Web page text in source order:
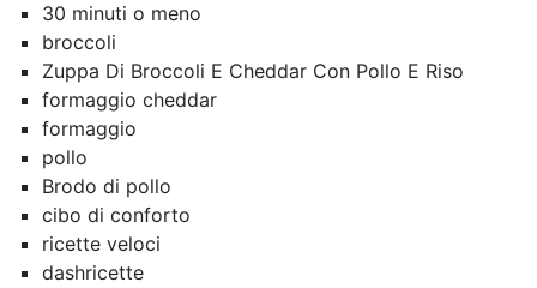
30 minuti o meno
broccoli
Zuppa Di Broccoli E Cheddar Con Pollo E Riso
formaggio cheddar
formaggio
pollo
Brodo di pollo
cibo di conforto
ricette veloci
dashricette